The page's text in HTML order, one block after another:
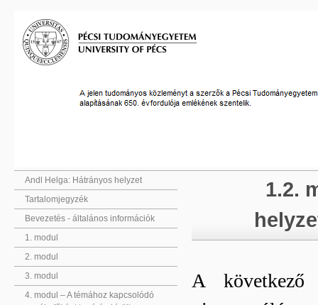
Andl Helga: Hátrányos helyzet
Tartalomjegyzék
Bevezetés - általános információk
1. modul
2. modul
3. modul
4. modul – A témához kapcsolódó
1.2.
A